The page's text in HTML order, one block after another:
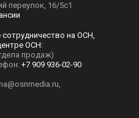
переулок, 16/5с1
на ОСН,
ОСН:
продаж)
+7 909 936-02-90